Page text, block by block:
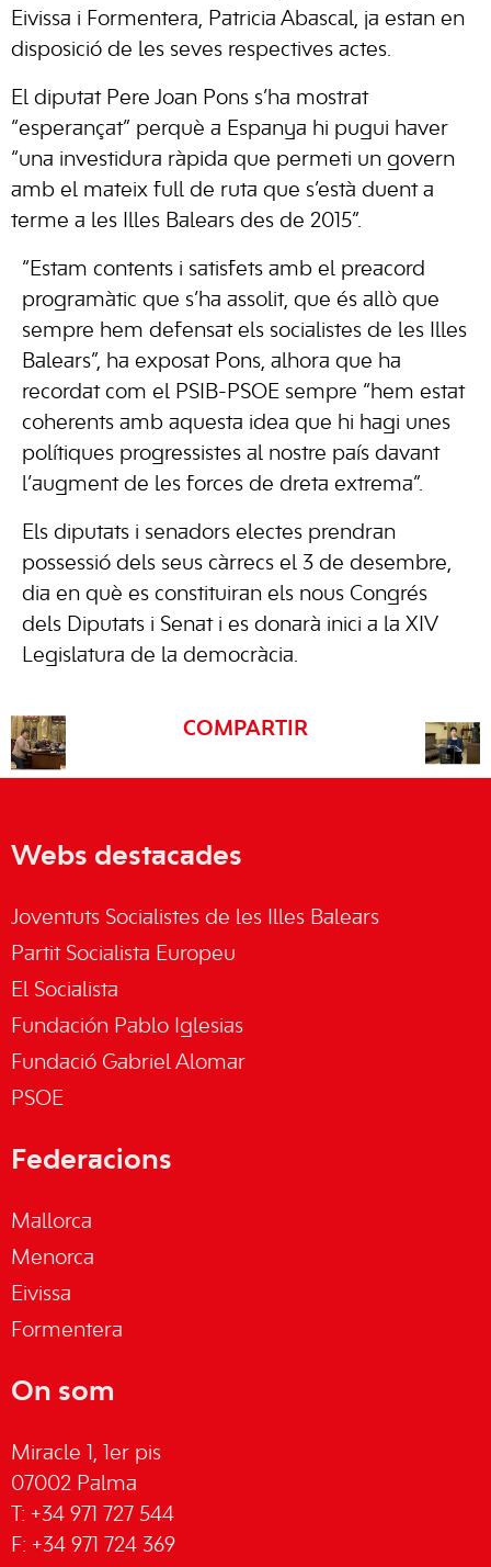
Eivissa i Formentera, Patricia Abascal, ja estan en
disposició de les seves respectives actes.
El diputat Pere Joan Pons s’ha mostrat
“esperançat” perquè a Espanya hi pugui haver
“una investidura ràpida que permeti un govern
amb el mateix full de ruta que s’està duent a
terme a les Illes Balears des de 2015”.
“Estam contents i satisfets amb el preacord
programàtic que s’ha assolit, que és allò que
sempre hem defensat els socialistes de les Illes
Balears”, ha exposat Pons, alhora que ha
recordat com el PSIB-PSOE sempre “hem estat
coherents amb aquesta idea que hi hagi unes
polítiques progressistes al nostre país davant
l’augment de les forces de dreta extrema”.
Els diputats i senadors electes prendran
possessió dels seus càrrecs el 3 de desembre,
dia en què es constituiran els nous Congrés
dels Diputats i Senat i es donarà inici a la XIV
Legislatura de la democràcia.
COMPARTIR
Webs destacades
Joventuts Socialistes de les Illes Balears
Partit Socialista Europeu
El Socialista
Fundación Pablo Iglesias
Fundació Gabriel Alomar
PSOE
Federacions
Mallorca
Menorca
Eivissa
Formentera
On som
Miracle 1, 1er pis
07002 Palma
T: +34 971 727 544
F: +34 971 724 369